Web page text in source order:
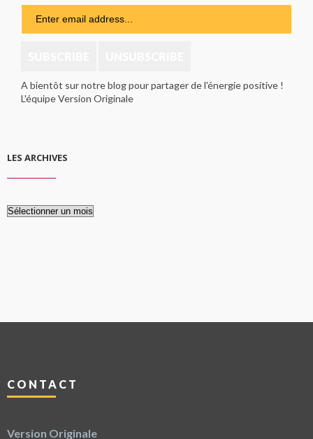
A bientôt sur notre blog pour partager de l'énergie positive !
L'équipe Version Originale
LES ARCHIVES
Les
CONTACT
Version Originale